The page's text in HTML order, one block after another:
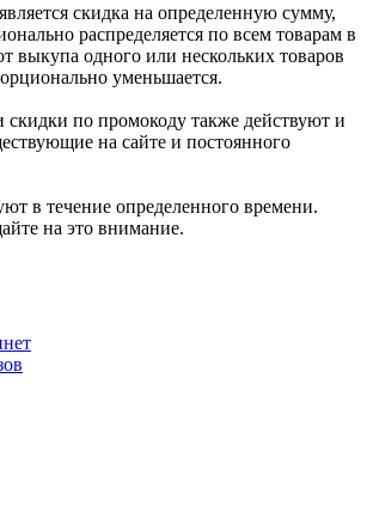
скидка на определенную сумму,
распределяется по всем товарам в
выкупа одного или нескольких товаров
уменьшается.
скидки по промокоду также действуют и
на сайте и постоянного
в течение определенного времени.
на это внимание.